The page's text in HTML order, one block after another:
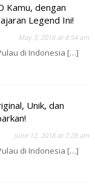
Kamu, dengan
Legend Ini!
May 3, 2018 at 8:54 am
di Indonesia […]
Unik, dan
June 12, 2018 at 7:28 am
di Indonesia […]